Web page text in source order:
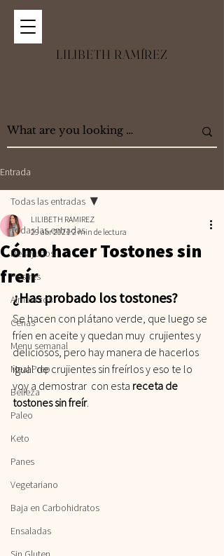
LILIBETH RAMÍREZ
Entrada
Todas las entradas
Desayunos
Postres
Almuerzos
Cenas
Menu semanal
Meal Prep
Belleza
Paleo
Keto
Panes
Vegetariano
Baja en Carbohidratos
Ensaladas
Todas las entradas
Cómo hacer Tostones sin
freír
LILIBETH RAMIREZ
29 abr 2021 2 min de lectura
¿Has probado los tostones?
Se hacen con plátano verde, que luego se
fríen en aceite y quedan muy  crujientes y
deliciosos, pero hay manera de hacerlos
igual de crujientes sin freírlos y eso te lo
voy a demostrar  con esta receta de
tostones sin freír.